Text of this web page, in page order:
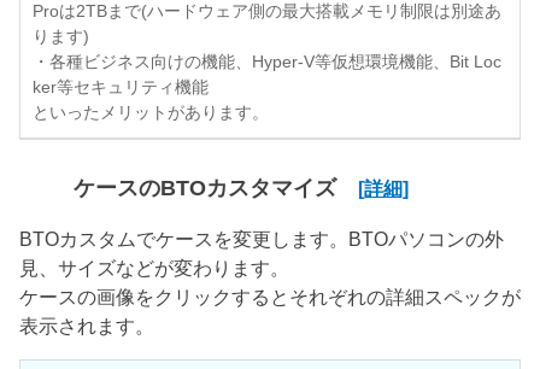
Proは2TBまで(ハードウェア側の最大搭載メモリ制限は別途あ
ります)
・各種ビジネス向けの機能、Hyper-V等仮想環境機能、Bit Loc
ker等セキュリティ機能
といったメリットがあります。
ケースのBTOカスタマイズ [詳細]
BTOカスタムでケースを変更します。BTOパソコンの外
見、サイズなどが変わります。
ケースの画像をクリックするとそれぞれの詳細スペックが
表示されます。